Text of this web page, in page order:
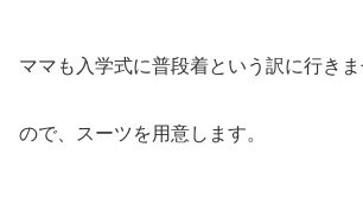
ママも入学式に普段着という訳に行き
ので、スーツを用意します。